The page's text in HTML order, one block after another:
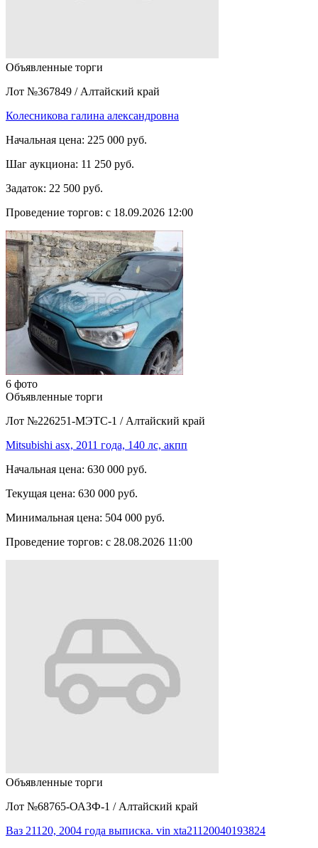
Объявленные торги
Лот №367849 / Алтайский край
Колесникова галина александровна
Начальная цена: 225 000 руб.
Шаг аукциона: 11 250 руб.
Задаток: 22 500 руб.
Проведение торгов: с 18.09.2026 12:00
6 фото
Объявленные торги
Лот №226251-МЭТС-1 / Алтайский край
Mitsubishi asx, 2011 года, 140 лс, акпп
Начальная цена: 630 000 руб.
Текущая цена: 630 000 руб.
Минимальная цена: 504 000 руб.
Проведение торгов: с 28.08.2026 11:00
Объявленные торги
Лот №68765-ОАЗФ-1 / Алтайский край
Ваз 21120, 2004 года выписка. vin xta21120040193824